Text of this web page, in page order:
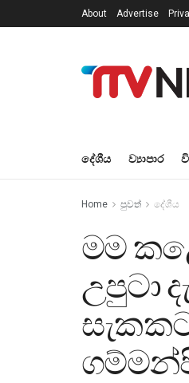
About Advertise
දේශීය ව්‍යාපාර
Home පුවත් දේශීය
මම
උපුටා